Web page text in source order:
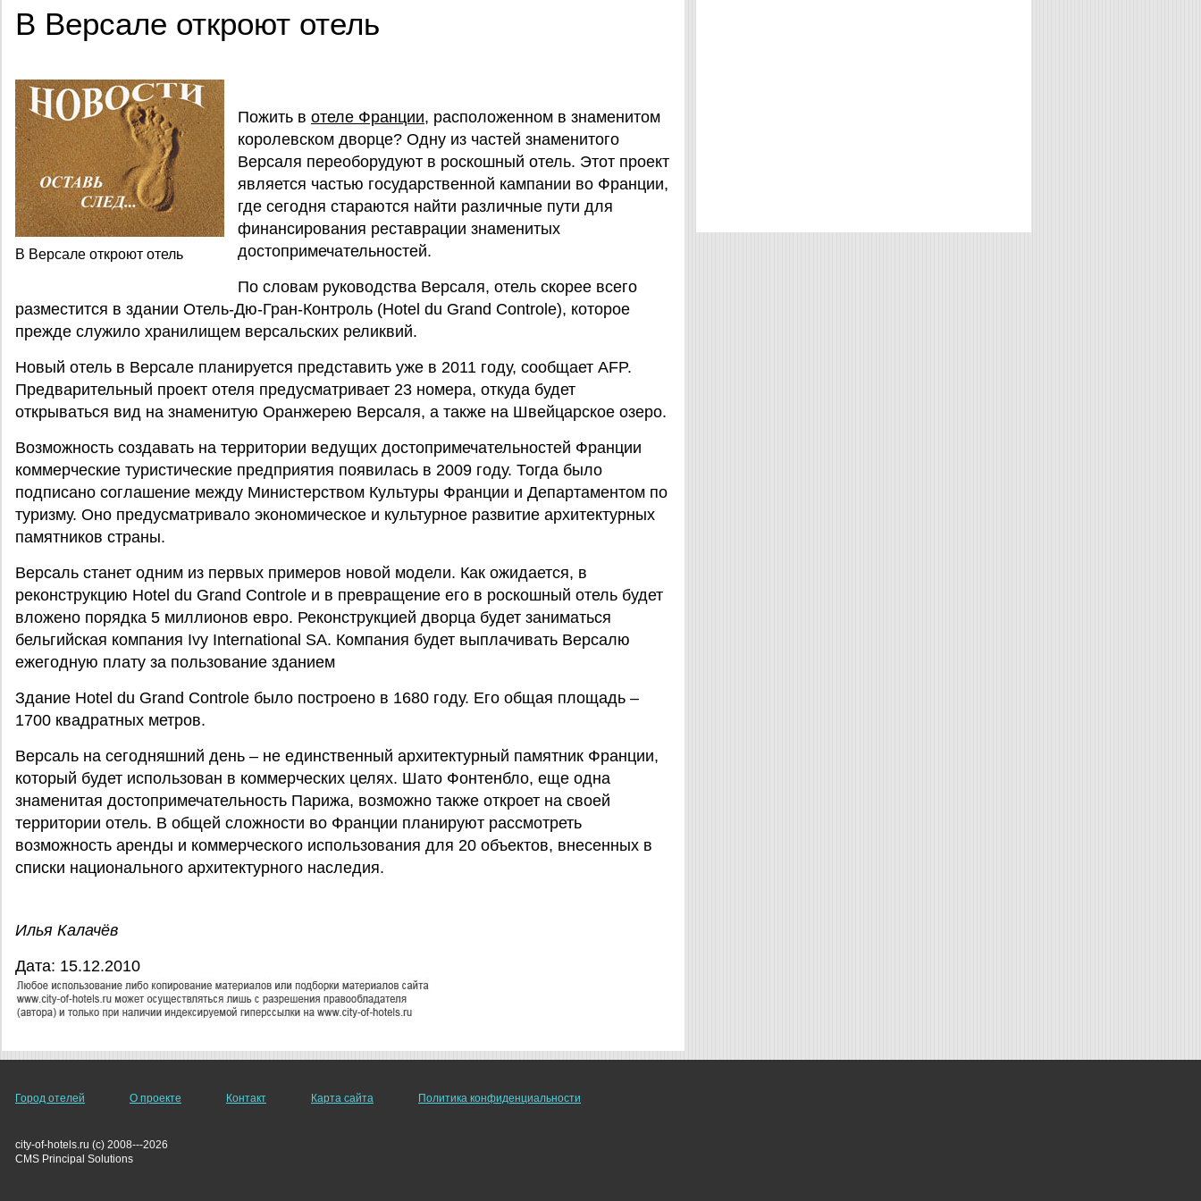
В Версале откроют отель
В Версале откроют отель
Пожить в отеле Франции, расположенном в знаменитом
королевском дворце? Одну из частей знаменитого
Версаля переоборудуют в роскошный отель. Этот проект
является частью государственной кампании во Франции,
где сегодня стараются найти различные пути для
финансирования реставрации знаменитых
достопримечательностей.
По словам руководства Версаля, отель скорее всего
разместится в здании Отель-Дю-Гран-Контроль (Hotel du Grand Controle), которое
прежде служило хранилищем версальских реликвий.
Новый отель в Версале планируется представить уже в 2011 году, сообщает AFP.
Предварительный проект отеля предусматривает 23 номера, откуда будет
открываться вид на знаменитую Оранжерею Версаля, а также на Швейцарское озеро.
Возможность создавать на территории ведущих достопримечательностей Франции
коммерческие туристические предприятия появилась в 2009 году. Тогда было
подписано соглашение между Министерством Культуры Франции и Департаментом по
туризму. Оно предусматривало экономическое и культурное развитие архитектурных
памятников страны.
Версаль станет одним из первых примеров новой модели. Как ожидается, в
реконструкцию Hotel du Grand Controle и в превращение его в роскошный отель будет
вложено порядка 5 миллионов евро. Реконструкцией дворца будет заниматься
бельгийская компания Ivy International SA. Компания будет выплачивать Версалю
ежегодную плату за пользование зданием
Здание Hotel du Grand Controle было построено в 1680 году. Его общая площадь –
1700 квадратных метров.
Версаль на сегодняшний день – не единственный архитектурный памятник Франции,
который будет использован в коммерческих целях. Шато Фонтенбло, еще одна
знаменитая достопримечательность Парижа, возможно также откроет на своей
территории отель. В общей сложности во Франции планируют рассмотреть
возможность аренды и коммерческого использования для 20 объектов, внесенных в
списки национального архитектурного наследия.
Илья Калачёв
Дата: 15.12.2010
Город отелей О проекте Контакт Карта сайта Политика конфиденциальности
city-of-hotels.ru (c) 2008---2026
СMS Principal Solutions